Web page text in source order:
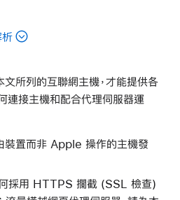
所列的互聯網主機，才能提供各
連接主機和配合代理伺服器運
裝置而非 Apple 操作的主機發
採用 HTTPS 攔截 (SSL 檢查)